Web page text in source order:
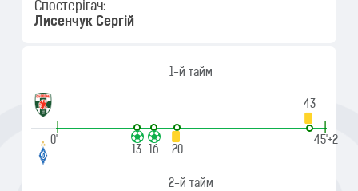
Спостерігач:
Лисенчук Сергій
1-й тайм
43
|
0'
13
16 20
|
45'+2
2-й тайм